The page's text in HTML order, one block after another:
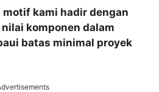
motif kami hadir dengan
komponen dalam
batas minimal proyek